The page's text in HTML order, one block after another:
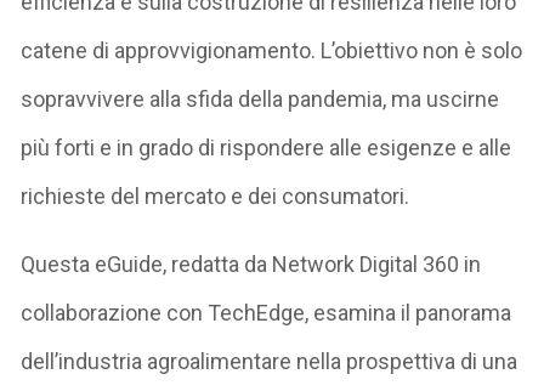
catene di approvvigionamento. L’obiettivo non è solo
sopravvivere alla sfida della pandemia, ma uscirne
più forti e in grado di rispondere alle esigenze e alle
richieste del mercato e dei consumatori.
Questa eGuide, redatta da Network Digital 360 in
collaborazione con TechEdge, esamina il panorama
dell’industria agroalimentare nella prospettiva di una